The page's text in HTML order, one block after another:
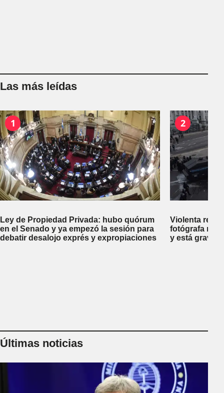
Las más leídas
1
Ley de Propiedad Privada: hubo quórum
en el Senado y ya empezó la sesión para
debatir desalojo exprés y expropiaciones
2
Violenta
fotógrafa
y está
Últimas noticias